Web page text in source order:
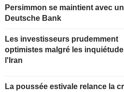
Persimmon se maintient avec
Deutsche Bank
Les investisseurs prudemment
optimistes malgré les
l'Iran
La poussée estivale relance la